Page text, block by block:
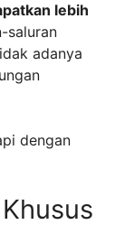
lebih
saluran
adanya
dengan